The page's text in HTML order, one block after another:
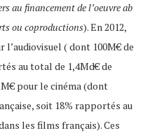
au financement de l’oeuvre ab
ou coproductions). En 2012,
( dont 100M€ de
au total de 1,4Md€ de
pour le cinéma (dont
soit 18% rapportés au
les films français). Ces